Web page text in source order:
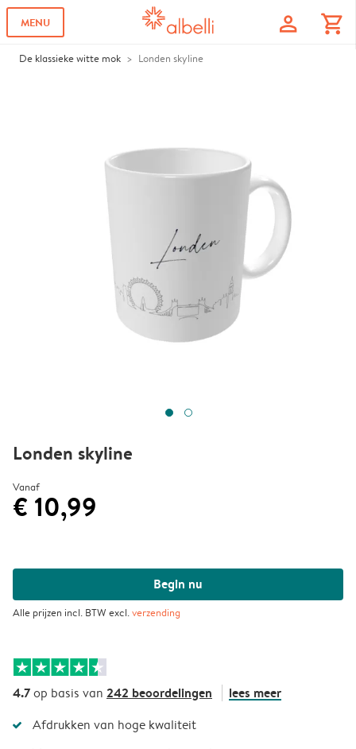
MENU profile shopping_cart
De klassieke witte mok Londen skyline
Londen skyline
Vanaf
€ 10,99
Begin nu
Alle prijzen incl. BTW excl.verzending
4.7op basis van 242 beoordelingen lees meer
Afdrukken van hoge kwaliteit